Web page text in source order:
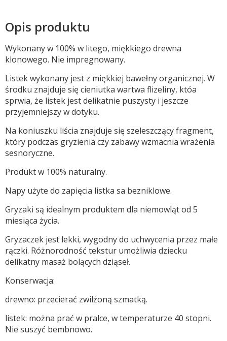
Opis produktu
Wykonany w 100% w litego, miękkiego drewna
klonowego. Nie impregnowany.
Listek wykonany jest z miękkiej bawełny organicznej. W
środku znajduje się cieniutka wartwa flizeliny, któa
sprwia, że listek jest delikatnie puszysty i jeszcze
przyjemniejszy w dotyku.
Na koniuszku liścia znajduje się szeleszczący fragment,
który podczas gryzienia czy zabawy wzmacnia wrażenia
sesnoryczne.
Produkt w 100% naturalny.
Napy użyte do zapięcia listka sa bezniklowe.
Gryzaki są idealnym produktem dla niemowląt od 5
miesiąca życia.
Gryzaczek jest lekki, wygodny do uchwycenia przez małe
rączki. Różnorodność tekstur umożliwia dziecku
delikatny masaż bolących dziąseł.
Konserwacja:
drewno: przecierać zwilżoną szmatką.
listek: można prać w pralce, w temperaturze 40 stopni.
Nie suszyć bembnowo.